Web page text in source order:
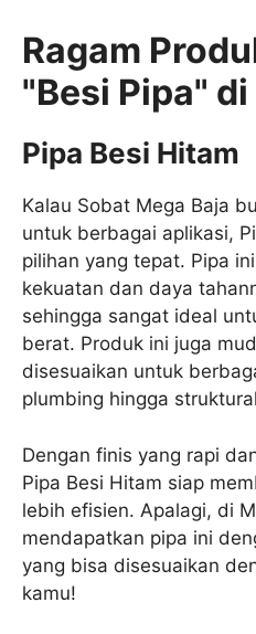
Ragam
"Besi Pipa"
Pipa Besi Hitam
Kalau Sobat Mega Baja
untuk berbagai aplikasi,
pilihan yang tepat. Pipa
kekuatan dan daya
sehingga sangat ideal
berat. Produk ini juga
disesuaikan untuk
plumbing hingga
Dengan finis yang rapi
Pipa Besi Hitam siap
lebih efisien. Apalagi, di
mendapatkan pipa ini
yang bisa disesuaikan
kamu!